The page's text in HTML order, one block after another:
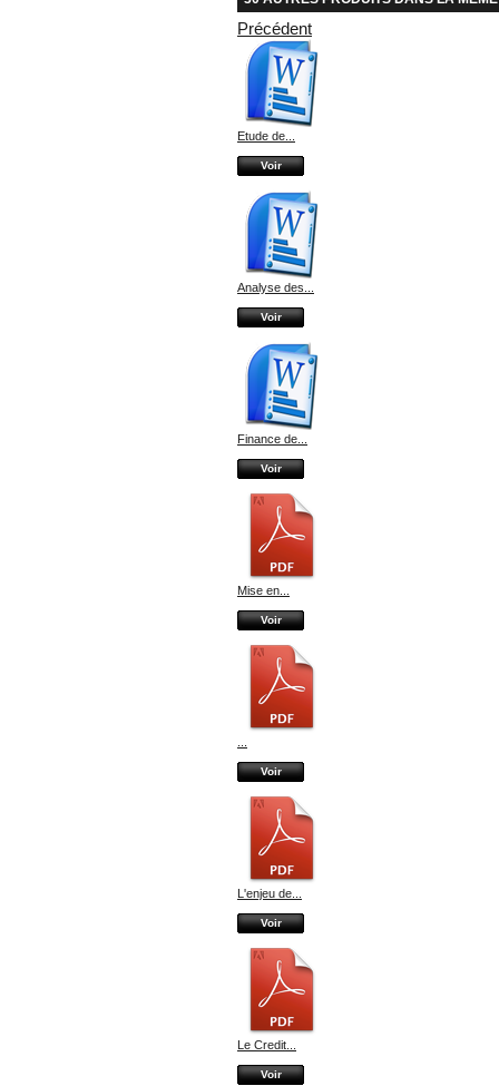
Précédent
Etude de...
Voir
Analyse des...
Voir
Finance de...
Voir
Mise en...
Voir
Voir
L'enjeu de...
Voir
Le Credit...
Voir